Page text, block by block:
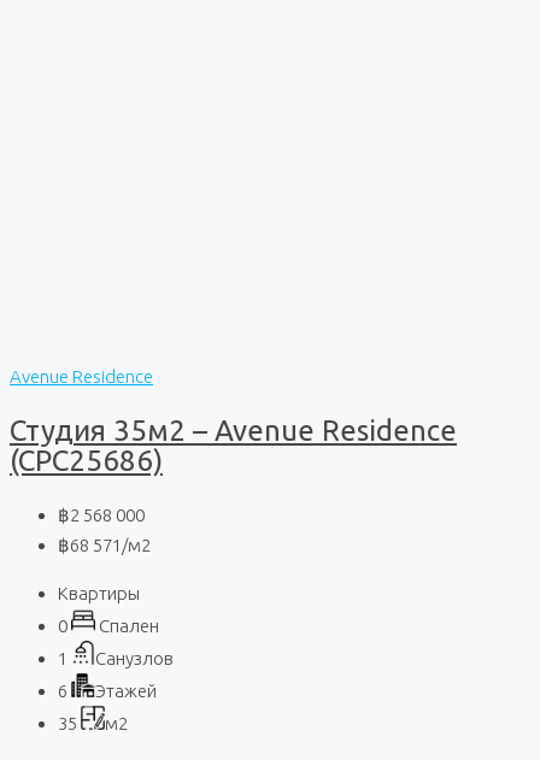
Avenue Residence
Студия 35м2 – Avenue Residence
(CPC25686)
฿2 568 000
฿68 571 /м2
Квартиры
0
Спален
1
Санузлов
6
Этажей
35
м2